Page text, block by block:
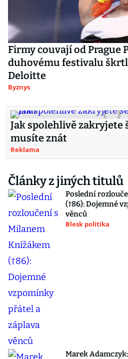
Firmy couvají od Prague
duhovému festivalu
Deloitte
Byznys
Jak spolehlivě zakryjete
musíte znát
Reklama
Články z jiných titulů
Poslední
(†86): Dojemné
věnců
Blesk politika
Marek